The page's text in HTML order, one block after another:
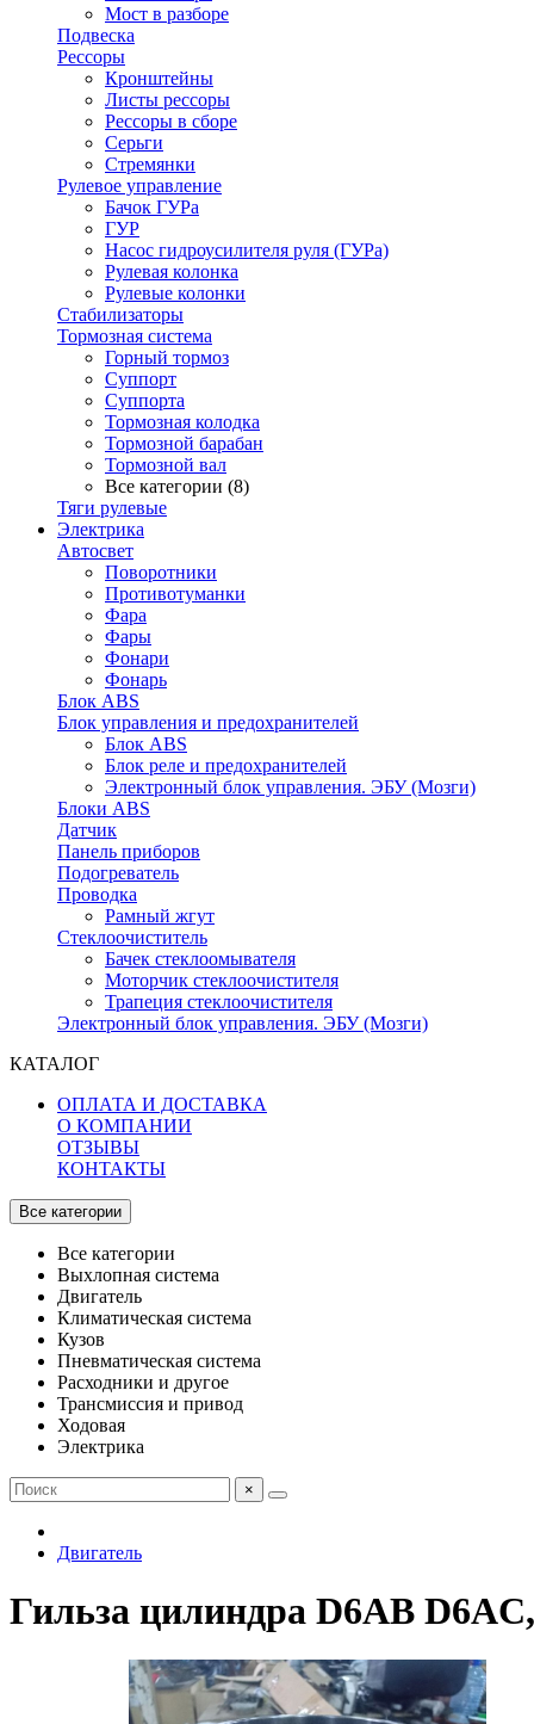
Мост в разборе
Подвеска
Рессоры
Кронштейны
Листы рессоры
Рессоры в сборе
Серьги
Стремянки
Рулевое управление
Бачок ГУРа
ГУР
Насос гидроусилителя руля (ГУРа)
Рулевая колонка
Рулевые колонки
Стабилизаторы
Тормозная система
Горный тормоз
Суппорт
Суппорта
Тормозная колодка
Тормозной барабан
Тормозной вал
Все категории (8)
Тяги рулевые
Электрика
Автосвет
Поворотники
Противотуманки
Фара
Фары
Фонари
Фонарь
Блок ABS
Блок управления и предохранителей
Блок ABS
Блок реле и предохранителей
Электронный блок управления. ЭБУ (Мозги)
Блоки ABS
Датчик
Панель приборов
Подогреватель
Проводка
Рамный жгут
Стеклоочиститель
Бачек стеклоомывателя
Моторчик стеклоочистителя
Трапеция стеклоочистителя
Электронный блок управления. ЭБУ (Мозги)
КАТАЛОГ
ОПЛАТА И ДОСТАВКА
О КОМПАНИИ
ОТЗЫВЫ
КОНТАКТЫ
Все категории
Все категории
Выхлопная система
Двигатель
Климатическая система
Кузов
Пневматическая система
Расходники и другое
Трансмиссия и привод
Ходовая
Электрика
×
Двигатель
Гильза цилиндра D6AB